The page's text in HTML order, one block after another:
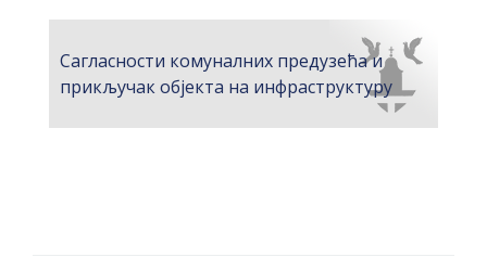
Сагласности комуналних предузећа и
прикључак објекта на инфраструктуру